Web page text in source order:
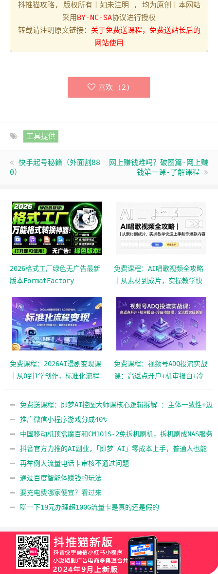
抖推猫攻略, 版权所有丨如未注明 , 均为原创丨本网站
采用BY-NC-SA协议进行授权
转载请注明原文链接： 关于免费送课程，免费送站长后的
网站使用
喜欢 (2)
工具提供
快手起号秘籍（外面割88
0）
网上赚钱难吗？破圈篇-网上赚
钱第一课-了解课程
2026格式工厂绿色无广告最新
版本FormatFactory
免费课程：AI唱歌视频全攻略
｜从素材到成片，实操教学快
免费课程：2026AI漫剧变现课
｜从0到1学创作，标准化流程
免费课程：视频号ADQ投流实战
课：高返点开户+机审报白+冷
免费送课程：即梦AI控图大师课核心逻辑拆解 ：主体一致性+边
缘轮廓控制+角色姿态，精准把控图像生成
推广微信小程序游戏分成40%
中国移动机顶盒魔百和CM101S-2免拆机刷机，拆机刷成NAS服务
器
抖音官方力推的AI副业,「即梦 AI」零成本上手，普通人也能
靠它变现
再举例大流量电话卡审核不通过问题
通过百度智能体赚钱的玩法
要充电费哪家便宜？看过来
聊一下19元办理超100G流量卡是真的还是假的